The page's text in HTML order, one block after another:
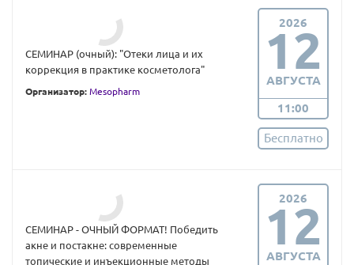
СЕМИНАР (очный): "Отеки лица и их
коррекция в практике косметолога"
Организатор: Mesopharm
2026
12
АВГУСТА
11:00
Бесплатно
СЕМИНАР - ОЧНЫЙ ФОРМАТ! Победить
акне и постакне: современные
топические и инъекционные методы
2026
12
АВГУСТА